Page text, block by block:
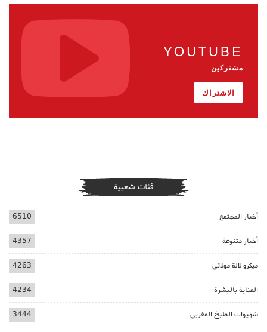
YOUTUBE
مشتركين
الاشتراك
فئات شعبية
أخبار المجتمع 6510
أخبار متنوعة 4357
ميكرو لالة مولاتي 4263
العناية بالبشرة 4234
شهيوات الطبخ المغربي 3444